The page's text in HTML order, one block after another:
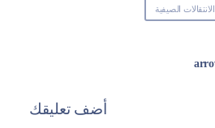
الانتقالات الصيفية
أضف تعليقك